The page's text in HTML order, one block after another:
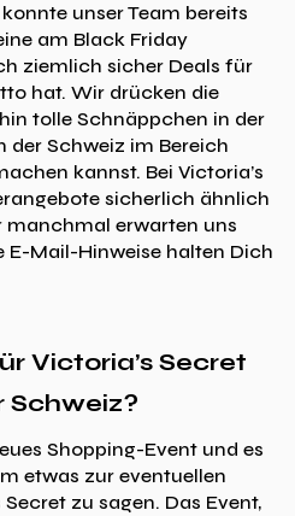
unser Team bereits
am Black Friday
ziemlich sicher Deals für
hat. Wir drücken die
tolle Schnäppchen in der
der Schweiz im Bereich
kannst. Bei Victoria’s
sicherlich ähnlich
manchmal erwarten uns
E-Mail-Hinweise halten Dich
Victoria’s Secret
Schweiz?
Shopping-Event und es
etwas zur eventuellen
zu sagen. Das Event,